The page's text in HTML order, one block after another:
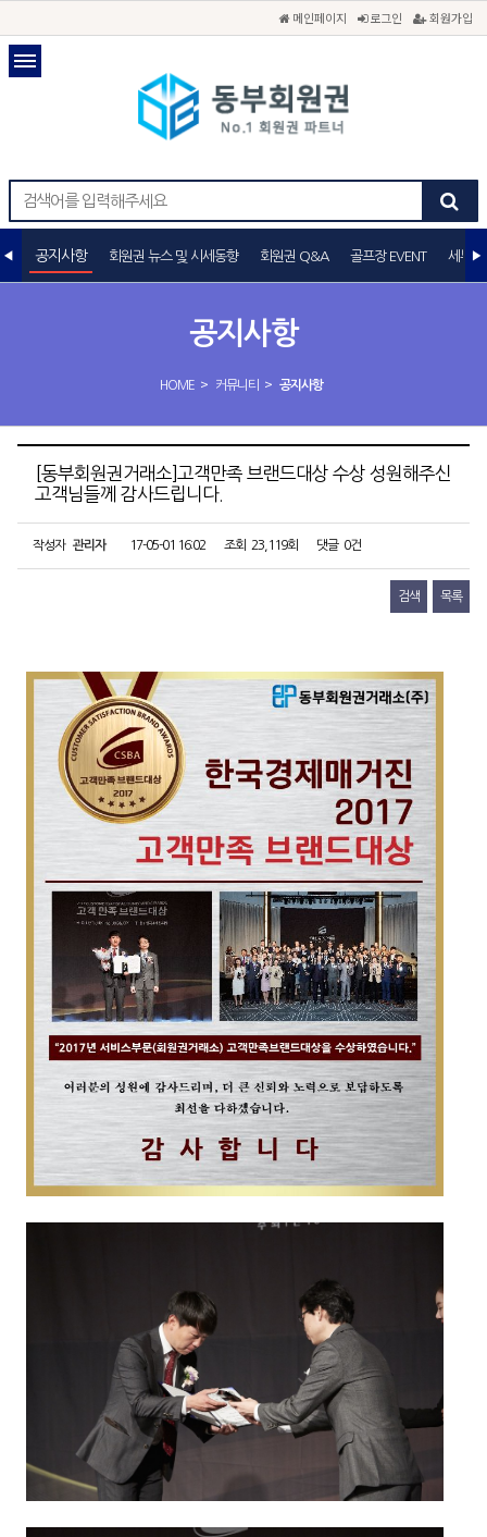
메인페이지 로그인 회원가입
공지사항
HOME > 커뮤니티 > 공지사항
공지사항 회원권 뉴스 및 시세동향 회원권 Q&A 골프장 EVENT 세무상
[동부회원권거래소]고객만족 브랜드대상 수상 성원해주신
고객님들께 감사드립니다.
작성자 관리자 17-05-01 16:02 조회 23,119회 댓글 0건
검색 목록